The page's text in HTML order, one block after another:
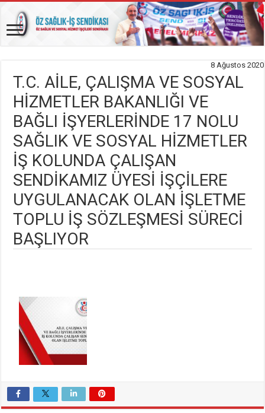
8 Ağustos 2020
T.C. AİLE, ÇALIŞMA VE SOSYAL
HİZMETLER BAKANLIĞI VE
BAĞLI İŞYERLERİNDE 17 NOLU
SAĞLIK VE SOSYAL HİZMETLER
İŞ KOLUNDA ÇALIŞAN
SENDİKAMIZ ÜYESİ İŞÇİLERE
UYGULANACAK OLAN İŞLETME
TOPLU İŞ SÖZLEŞMESİ SÜRECİ
BAŞLIYOR